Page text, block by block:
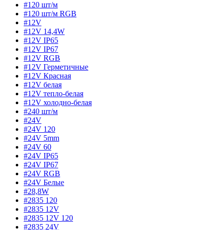
#120 шт/м
#120 шт/м RGB
#12V
#12V 14,4W
#12V IP65
#12V IP67
#12V RGB
#12V Герметичные
#12V Красная
#12V белая
#12V тепло-белая
#12V холодно-белая
#240 шт/м
#24V
#24V 120
#24V 5mm
#24V 60
#24V IP65
#24V IP67
#24V RGB
#24V Белые
#28,8W
#2835 120
#2835 12V
#2835 12V 120
#2835 24V